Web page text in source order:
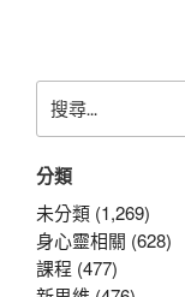
尋
鍵
字:
分類
未分類 (1,269)
身心靈相關 (628)
課程 (477)